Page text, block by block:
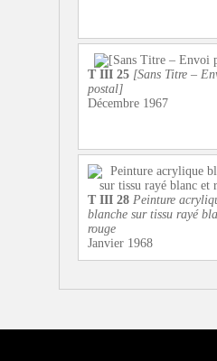
T III 25 [Sans Titre –
postal]
Décembre 1967
T III 28 Peinture
blanche sur tissu rayé
rouge
Janvier 1968